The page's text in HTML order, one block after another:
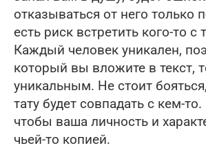
отказываться от него только
есть риск встретить кого-то с
Каждый человек уникален,
который вы вложите в текст,
уникальным. Не стоит
тату будет совпадать с кем-
чтобы ваша личность и
чьей-то копией.